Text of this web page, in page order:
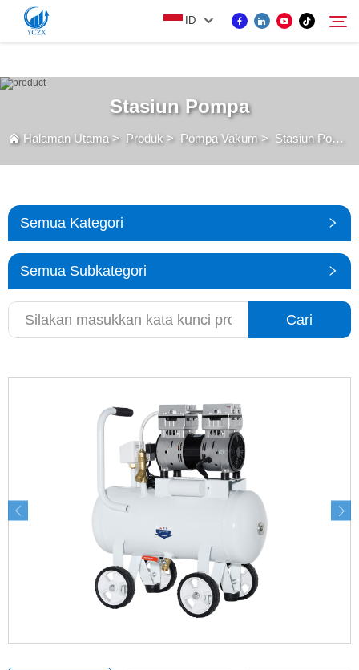
var images = document.getElementsByTagName('img'); for (var i = 0; i <
images.length; i++) { if (!images[i].getAttribute('alt')) { images[i].setAttribute('alt', ''); } }
ID
TENTANG KAMI
HUBUNGI KAMI
Stasiun Pompa
Halaman Utama> Produk > Pompa Vakum> Stasiun Pompa
Semua Kategori
Semua Subkategori
Cari